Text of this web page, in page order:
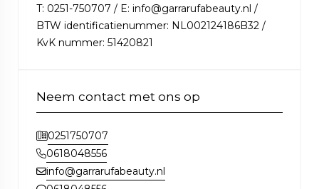
T: 0251-750707 / E: info@garrarufabeauty.nl /
BTW identificatienummer: NL002124186B32 /
KvK nummer: 51420821
Neem contact met ons op
0251750707
0618048556
info@garrarufabeauty.nl